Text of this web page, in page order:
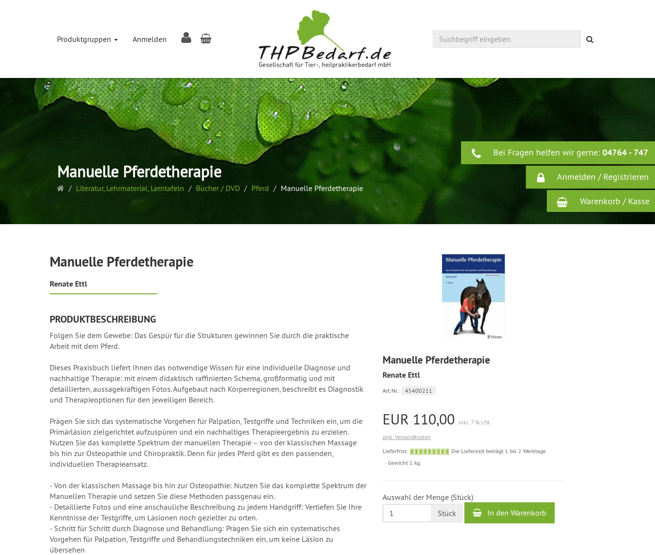
Produktgruppen Anmelden Warenkorb
Bei Fragen helfen wir gerne: 04764 - 747
Anmelden / Registrieren
Warenkorb / Kasse
Manuelle Pferdetherapie
Startseite
Literatur, Lehrmaterial, Lerntafeln Bücher / DVD Pferd Manuelle Pferdetherapie
Manuelle Pferdetherapie
Renate Ettl
Art.Nr.: 45400211
EUR 110,00
inkl. 7 % USt
zzgl. Versandkosten
Lieferfrist:
Die
2
Werktage
Die Lieferzeit beträgt 1 bis 2 Werktage
Gewicht 1 kg
Auswahl der Menge (Stück)
Stück
In den Warenkorb
Manuelle Pferdetherapie
Renate Ettl
PRODUKTBESCHREIBUNG
Folgen Sie dem Gewebe: Das Gespür für die Strukturen gewinnen Sie durch die praktische
Arbeit mit dem Pferd.
Dieses Praxisbuch liefert Ihnen das notwendige Wissen für eine individuelle Diagnose und
nachhaltige Therapie: mit einem didaktisch raffinierten Schema, großformatig und mit
detaillierten, aussagekräftigen Fotos. Aufgebaut nach Körperregionen, beschreibt es Diagnostik
und Therapieoptionen für den jeweiligen Bereich.
Prägen Sie sich das systematische Vorgehen für Palpation, Testgriffe und Techniken ein, um die
Primärläsion zielgerichtet aufzuspüren und ein nachhaltiges Therapieergebnis zu erzielen.
Nutzen Sie das komplette Spektrum der manuellen Therapie – von der klassischen Massage
bis hin zur Osteopathie und Chiropraktik. Denn für jedes Pferd gibt es den passenden,
individuellen Therapieansatz.
- Von der klassischen Massage bis hin zur Osteopathie: Nutzen Sie das komplette Spektrum der
Manuellen Therapie und setzen Sie diese Methoden passgenau ein.
- Detaillierte Fotos und eine anschauliche Beschreibung zu jedem Handgriff: Vertiefen Sie Ihre
Kenntnisse der Testgriffe, um Läsionen noch gezielter zu orten.
- Schritt für Schritt durch Diagnose und Behandlung: Prägen Sie sich ein systematisches
Vorgehen für Palpation, Testgriffe und Behandlungstechniken ein, um keine Läsion zu
übersehen